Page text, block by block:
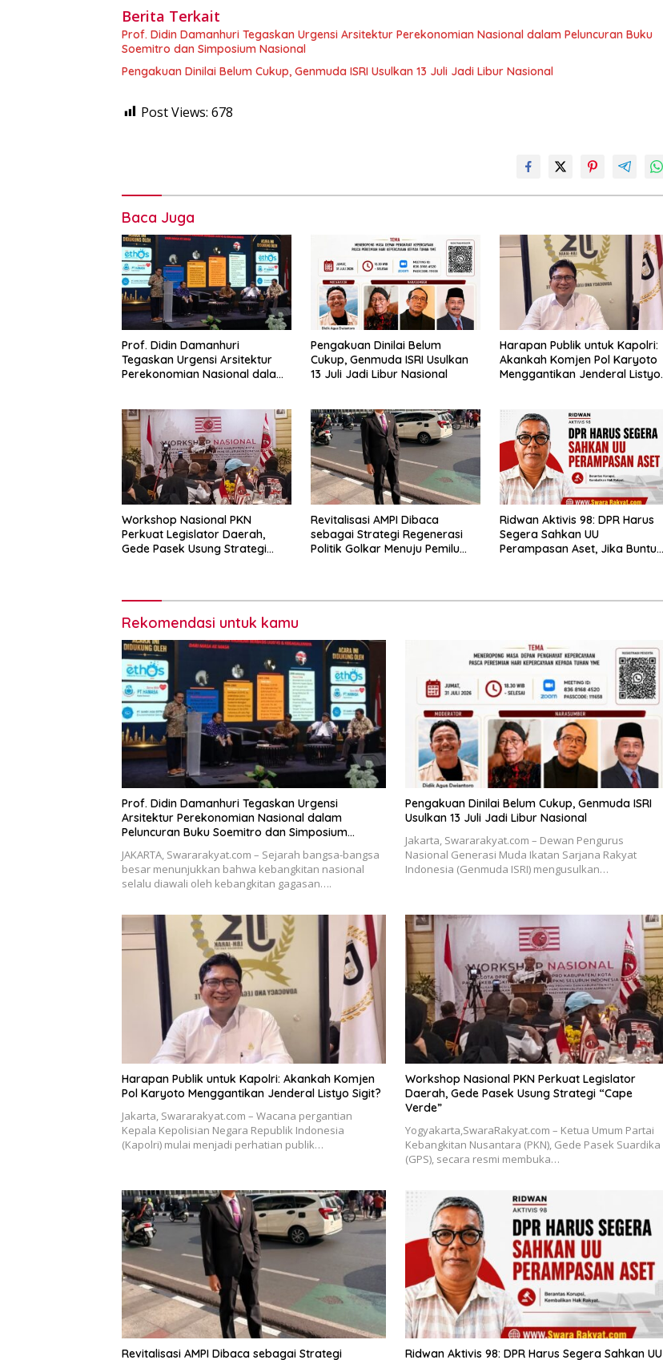
Berita Terkait
Prof. Didin Damanhuri Tegaskan Urgensi Arsitektur Perekonomian Nasional dalam Peluncuran Buku
Soemitro dan Simposium Nasional
Pengakuan Dinilai Belum Cukup, Genmuda ISRI Usulkan 13 Juli Jadi Libur Nasional
Post Views: 678
Baca Juga
Prof. Didin Damanhuri
Tegaskan Urgensi Arsitektur
Perekonomian Nasional dalam
Pengakuan Dinilai Belum
Cukup, Genmuda ISRI Usulkan
13 Juli Jadi Libur Nasional
Harapan Publik untuk Kapolri:
Akankah Komjen Pol Karyoto
Menggantikan Jenderal Listyo
Workshop Nasional PKN
Perkuat Legislator Daerah,
Gede Pasek Usung Strategi
Revitalisasi AMPI Dibaca
sebagai Strategi Regenerasi
Politik Golkar Menuju Pemilu
Ridwan Aktivis 98: DPR Harus
Segera Sahkan UU
Perampasan Aset, Jika Buntu
Rekomendasi untuk kamu
Prof. Didin Damanhuri Tegaskan Urgensi
Arsitektur Perekonomian Nasional dalam
Peluncuran Buku Soemitro dan Simposium
JAKARTA, Swararakyat.com – Sejarah bangsa-bangsa
besar menunjukkan bahwa kebangkitan nasional
selalu diawali oleh kebangkitan gagasan….
Pengakuan Dinilai Belum Cukup, Genmuda ISRI
Usulkan 13 Juli Jadi Libur Nasional
Jakarta, Swararakyat.com – Dewan Pengurus
Nasional Generasi Muda Ikatan Sarjana Rakyat
Indonesia (Genmuda ISRI) mengusulkan…
Harapan Publik untuk Kapolri: Akankah Komjen
Pol Karyoto Menggantikan Jenderal Listyo Sigit?
Jakarta, Swararakyat.com – Wacana pergantian
Kepala Kepolisian Negara Republik Indonesia
(Kapolri) mulai menjadi perhatian publik…
Workshop Nasional PKN Perkuat Legislator
Daerah, Gede Pasek Usung Strategi “Cape
Verde”
Yogyakarta,SwaraRakyat.com – Ketua Umum Partai
Kebangkitan Nusantara (PKN), Gede Pasek Suardika
(GPS), secara resmi membuka…
Revitalisasi AMPI Dibaca sebagai Strategi Ridwan Aktivis 98: DPR Harus Segera Sahkan UU